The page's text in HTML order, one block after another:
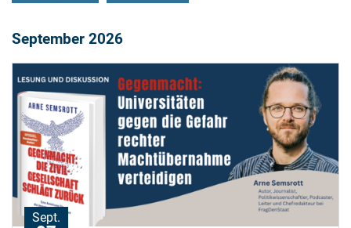
September 2026
Sept.